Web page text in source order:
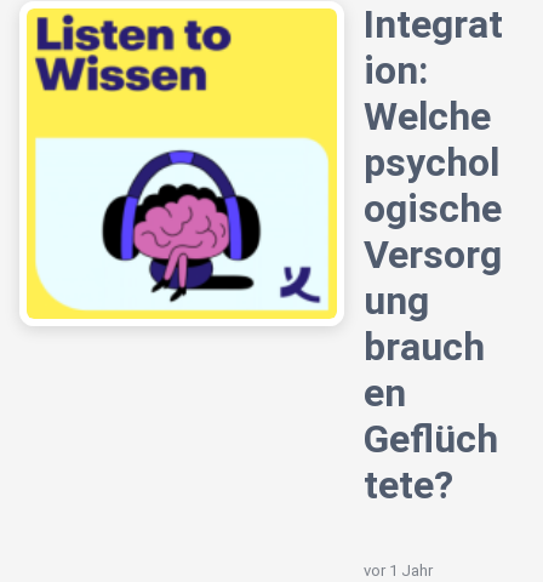
Integrat
ion:
Welche
psychol
ogische
Versorg
ung
brauch
en
Geflüch
tete?
vor 1 Jahr